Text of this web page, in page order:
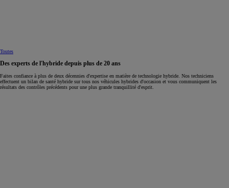
Toutes
Des experts de l'hybride depuis plus de 20 ans
Faites confiance à plus de deux décennies d'expertise en matière de technologie hybride. Nos techniciens
effectuent un bilan de santé hybride sur tous nos véhicules hybrides d'occasion et vous communiquent les
résultats des contrôles précédents pour une plus grande tranquillité d'esprit.